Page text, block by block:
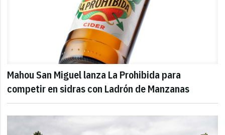
Mahou San Miguel lanza La Prohibida para
competir en sidras con Ladrón de Manzanas